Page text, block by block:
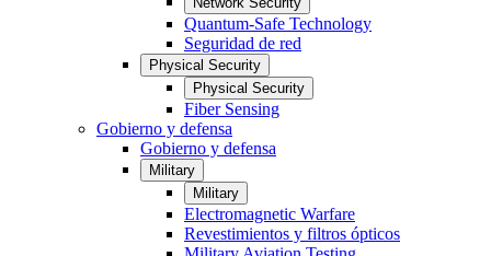
Quantum-Safe Technology
Seguridad de red
Physical Security
Physical Security
Fiber Sensing
Gobierno y defensa
Gobierno y defensa
Military
Military
Electromagnetic Warfare
Revestimientos y filtros ópticos